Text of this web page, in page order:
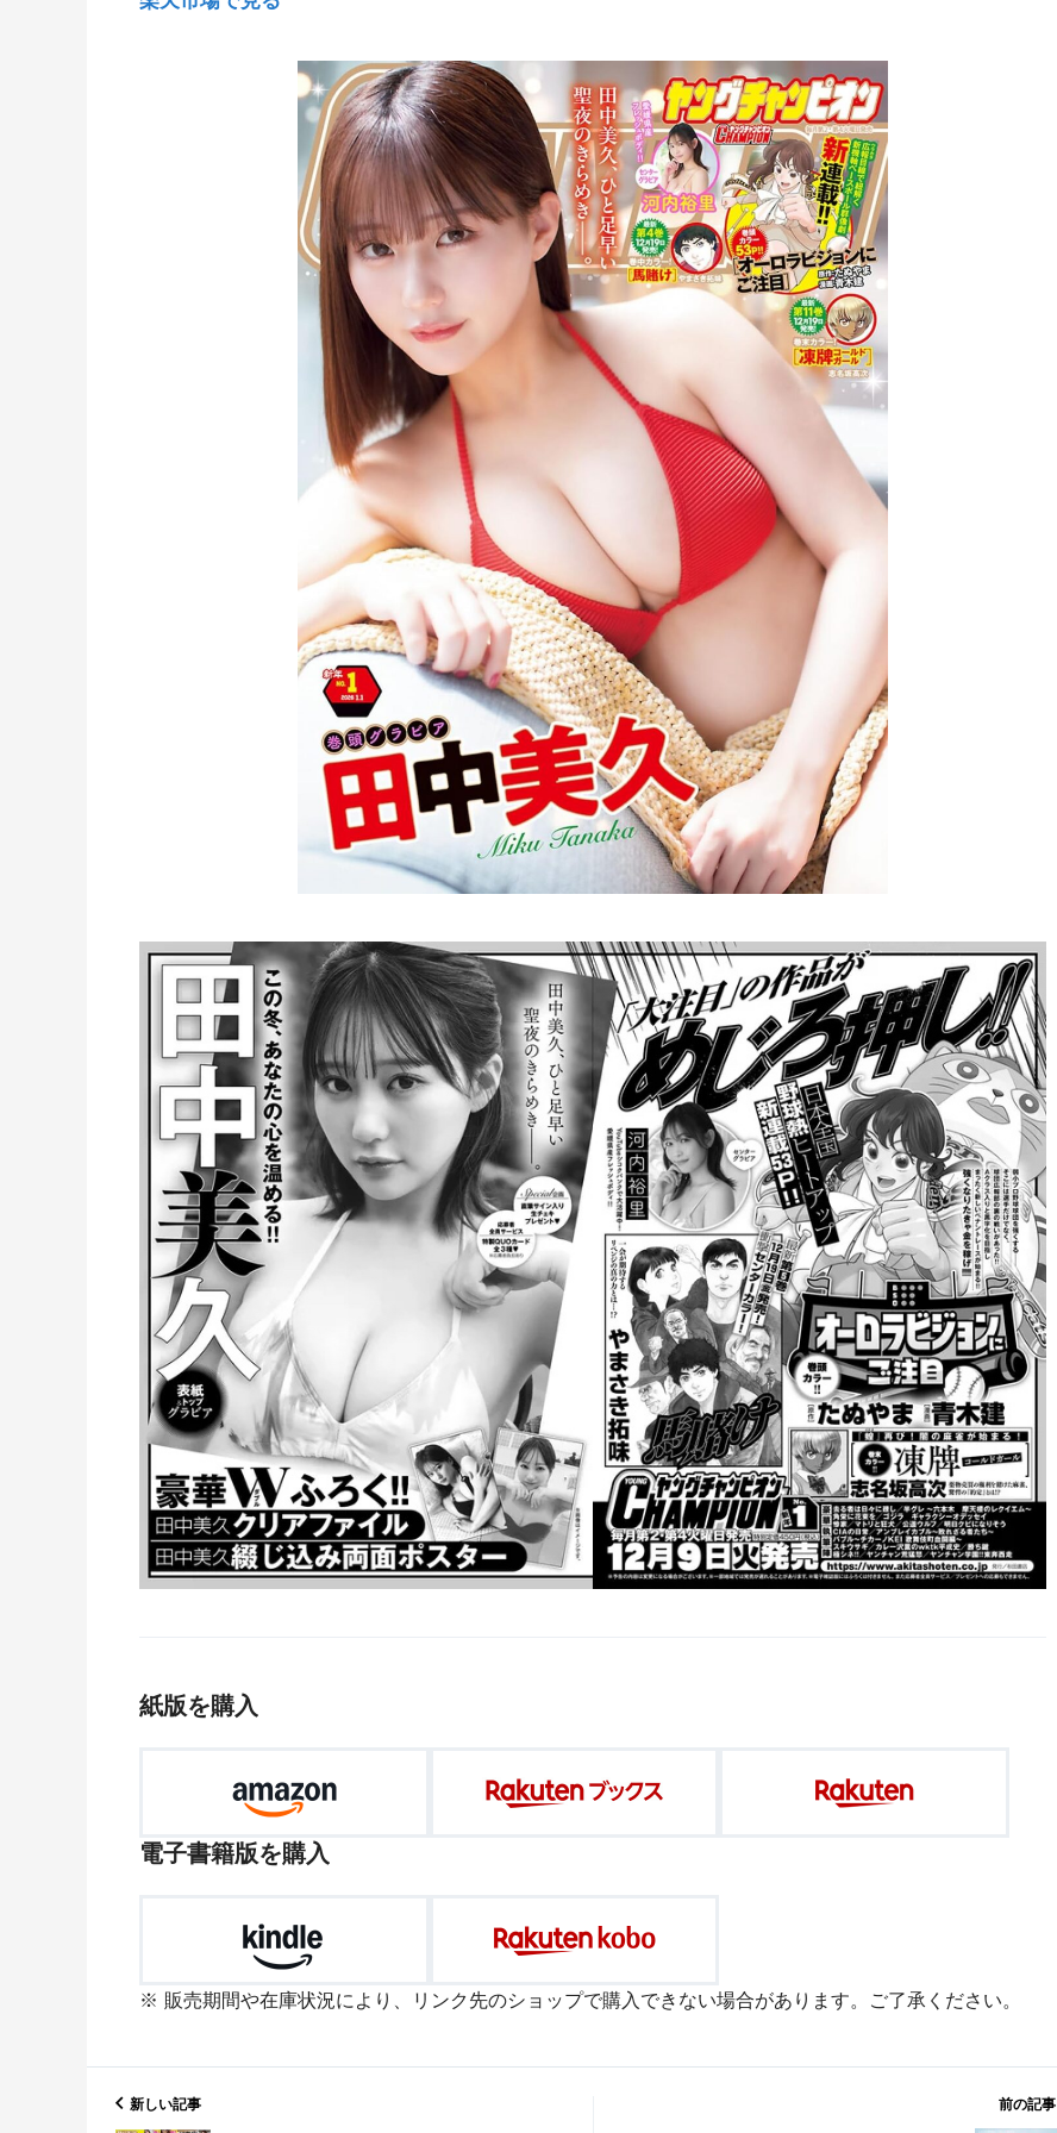
紙版を購入
電子書籍版を購入
販売期間や在庫状況により、リンク先のショップで購入できない場合があります。ご了承ください。
新しい記事 前の記事